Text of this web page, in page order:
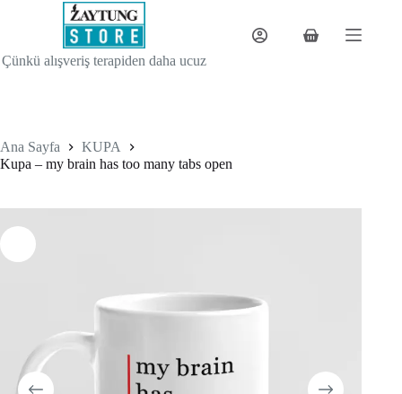
Çünkü alışveriş terapiden daha ucuz
Shopping
Ana Sayfa
KUPA
Kupa – my brain has too many tabs open